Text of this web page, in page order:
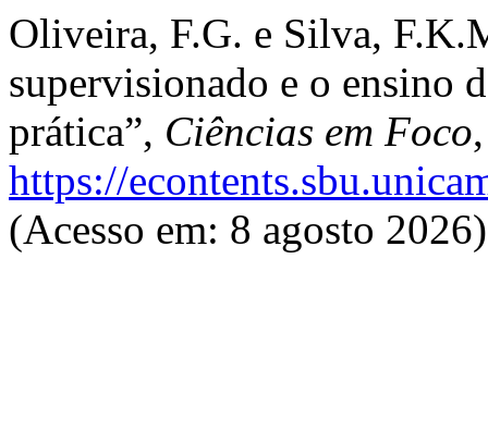
Oliveira, F.G. e Silva,
supervisionado e o ensino
prática”, Ciências em Foco
https://
(Acesso em: 8 agosto